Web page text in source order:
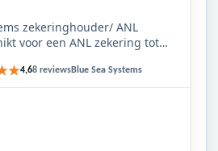
zekeringhouder/ ANL
voor een ANL zekering tot
4,68 reviewsBlue Sea Systems